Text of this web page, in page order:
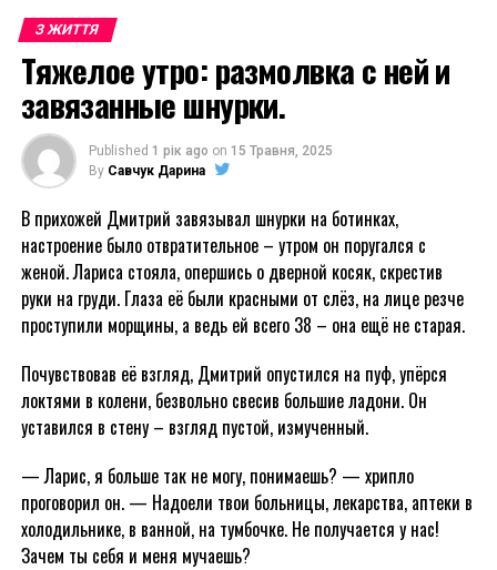
З ЖИТТЯ
Тяжелое утро: размолвка с ней и
завязанные шнурки.
Published 1 рік ago on 15 Травня, 2025
By Савчук Дарина
В прихожей Дмитрий завязывал шнурки на ботинках,
настроение было отвратительное – утром он поругался с
женой. Лариса стояла, опершись о дверной косяк, скрестив
руки на груди. Глаза её были красными от слёз, на лице резче
проступили морщины, а ведь ей всего 38 – она ещё не старая.
Почувствовав её взгляд, Дмитрий опустился на пуф, упёрся
локтями в колени, безвольно свесив большие ладони. Он
уставился в стену – взгляд пустой, измученный.
— Ларис, я больше так не могу, понимаешь? — хрипло
проговорил он. — Надоели твои больницы, лекарства, аптеки в
холодильнике, в ванной, на тумбочке. Не получается у нас!
Зачем ты себя и меня мучаешь?